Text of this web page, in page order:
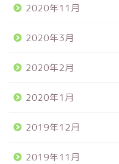
2020年11月
2020年3月
2020年2月
2020年1月
2019年12月
2019年11月